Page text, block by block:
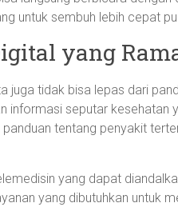
untuk sembuh lebih cepat
yang
juga tidak bisa lepas dari
informasi seputar kesehatan
tentang penyakit
yang dapat
yang dibutuhkan untuk